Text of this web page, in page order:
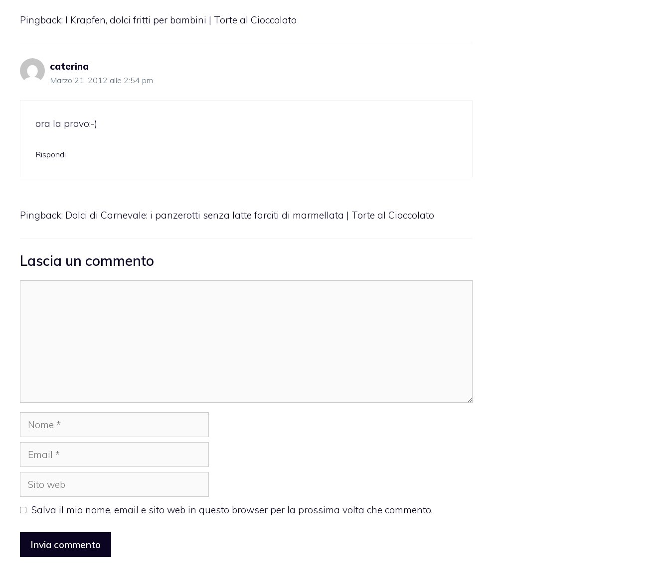
Pingback: I Krapfen, dolci fritti per bambini | Torte al Cioccolato
caterina
Marzo 21, 2012 alle 2:54 pm
ora la provo:-)
Rispondi
Pingback: Dolci di Carnevale: i panzerotti senza latte farciti di marmellata | Torte al Cioccolato
Lascia un commento
Nome
Email
Sito
web
Salva il mio nome, email e sito web in questo browser per la prossima volta che commento.